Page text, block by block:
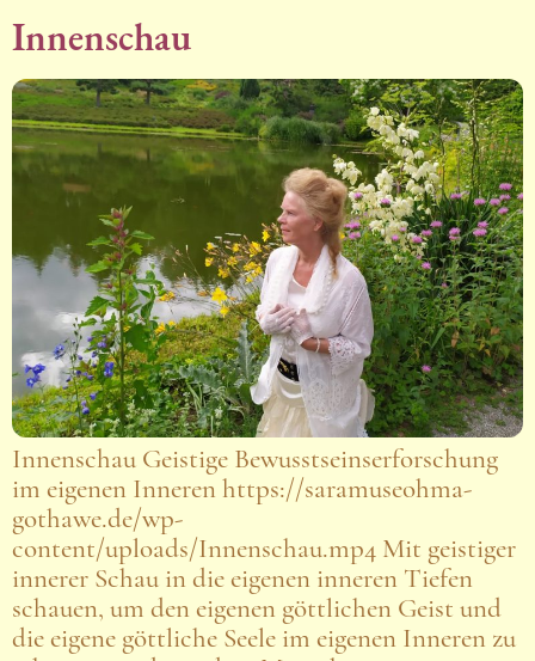
Innenschau
Innenschau Geistige Bewusstseinserforschung
im eigenen Inneren https://saramuseohma-
gothawe.de/wp-
content/uploads/Innenschau.mp4 Mit geistiger
innerer Schau in die eigenen inneren Tiefen
schauen, um den eigenen göttlichen Geist und
die eigene göttliche Seele im eigenen Inneren zu